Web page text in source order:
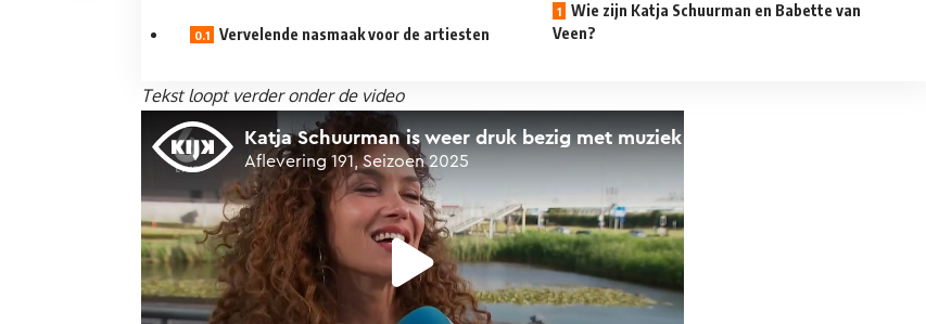
Vervelende nasmaak voor de artiesten
Wie zijn Katja Schuurman en Babette van
Veen?
Tekst loopt verder onder de video